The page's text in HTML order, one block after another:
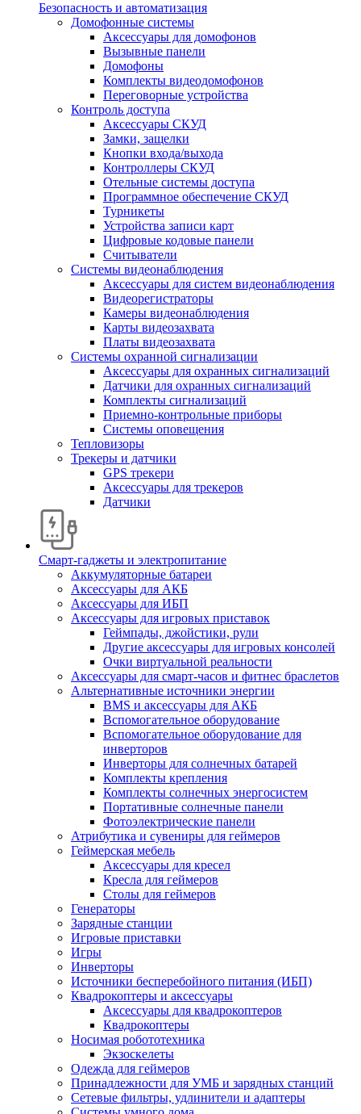
Безопасность и автоматизация
Домофонные системы
Аксессуары для домофонов
Вызывные панели
Домофоны
Комплекты видеодомофонов
Переговорные устройства
Контроль доступа
Аксессуары СКУД
Замки, защелки
Кнопки входа/выхода
Контроллеры СКУД
Отельные системы доступа
Программное обеспечение СКУД
Турникеты
Устройства записи карт
Цифровые кодовые панели
Считыватели
Системы видеонаблюдения
Аксессуары для систем видеонаблюдения
Видеорегистраторы
Камеры видеонаблюдения
Карты видеозахвата
Платы видеозахвата
Системы охранной сигнализации
Аксессуары для охранных сигнализаций
Датчики для охранных сигнализаций
Комплекты сигнализаций
Приемно-контрольные приборы
Системы оповещения
Тепловизоры
Трекеры и датчики
GPS трекери
Аксессуары для трекеров
Датчики
Смарт-гаджеты и электропитание
Аккумуляторные батареи
Аксессуары для АКБ
Аксессуары для ИБП
Аксессуары для игровых приставок
Геймпады, джойстики, рули
Другие аксессуары для игровых консолей
Очки виртуальной реальности
Аксессуары для смарт-часов и фитнес браслетов
Альтернативные источники энергии
BMS и аксессуары для АКБ
Вспомогательное оборудование
Вспомогательное оборудование для
инверторов
Инверторы для солнечных батарей
Комплекты крепления
Комплекты солнечных энергосистем
Портативные солнечные панели
Фотоэлектрические панели
Атрибутика и сувениры для геймеров
Геймерская мебель
Аксессуары для кресел
Кресла для геймеров
Столы для геймеров
Генераторы
Зарядные станции
Игровые приставки
Игры
Инверторы
Источники бесперебойного питания (ИБП)
Квадрокоптеры и аксессуары
Аксессуары для квадрокоптеров
Квадрокоптеры
Носимая робототехника
Экзоскелеты
Одежда для геймеров
Принадлежности для УМБ и зарядных станций
Сетевые фильтры, удлинители и адаптеры